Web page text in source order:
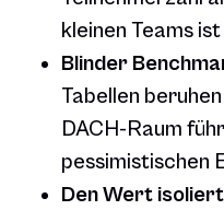
kleinen Teams
Blinder
Tabellen
DACH-Raum
pessimistischen
Den Wert